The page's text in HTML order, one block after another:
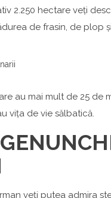
2.250 hectare veți
de frasin, de plop
au mai mult de 25 de
vița de vie sălbatică.
veți putea admira